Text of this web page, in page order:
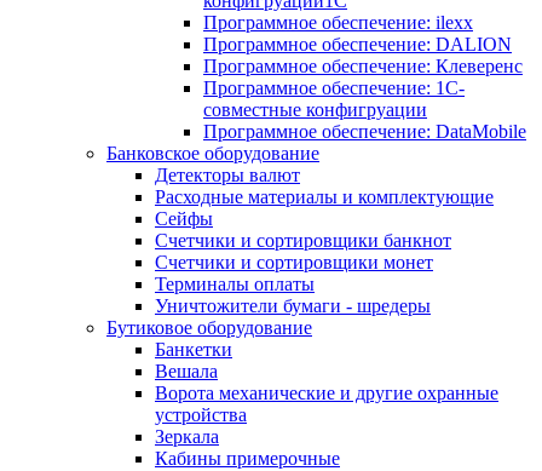
Программное обеспечение: ilexx
Программное обеспечение: DALION
Программное обеспечение: Клеверенс
Программное обеспечение: 1С-
совместные конфигруации
Программное обеспечение: DataMobile
Банковское оборудование
Детекторы валют
Расходные материалы и комплектующие
Сейфы
Счетчики и сортировщики банкнот
Счетчики и сортировщики монет
Терминалы оплаты
Уничтожители бумаги - шредеры
Бутиковое оборудование
Банкетки
Вешала
Ворота механические и другие охранные
устройства
Зеркала
Кабины примерочные